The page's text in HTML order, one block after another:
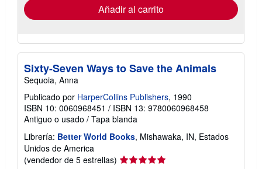
envío
Añadir al carrito
Sixty-Seven Ways to Save the Animals
Sequoia, Anna
Publicado por HarperCollins Publishers, 1990
ISBN 10: 0060968451 / ISBN 13: 9780060968458
Antiguo o usado / Tapa blanda
Librería: Better World Books, Mishawaka, IN, Estados
Unidos de America
(vendedor de 5 estrellas) Calificación